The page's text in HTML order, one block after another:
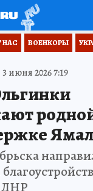
НАС ВОЕНКОРЫ
3 июня 2026 7:19
ДНР